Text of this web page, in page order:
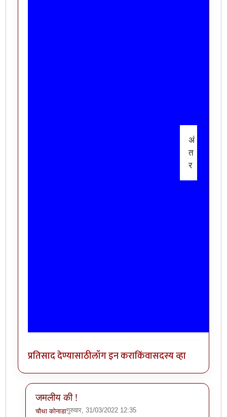
अं
त
र
प्रतिसाद देण्यासाठीलॉग इन कराकिंवासदस्य व्हा
जमलीय की !
चौथा कोनाडागुरुवार, 31/03/2022 12:35